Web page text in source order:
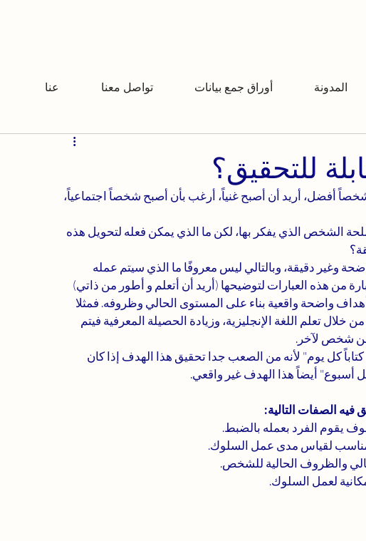
عنا تواصل معنا أوراق جمع بيانات المدونة
للتحقيق؟
أفضل، أريد أن أصبح غنياً، أرغب بأن أصبح شخصاً اجتماعياً،
الشخص الذي يفكر بها، لكن ما الذي يمكن فعله لتحويل هذه
وغير دقيقة، وبالتالي ليس معروفًا ما الذي سيتم عمله
من هذه العبارات لتوضيحها (أريد أن أتعلم و أطور من ذاتي)
واضحة واقعية بناء على المستوى الحالي وظروفه. فمثلا
خلال تعلم اللغة الإنجليزية، وزيادة الحصيلة المعرفية فيتم
من شخص لآخر.
كل يوم" لأنه من الصعب جدا تحقيق هذا الهدف إذا كان
أيضاً هذا الهدف غير واقعي.
الصفات التالية:
يقوم الفرد بعمله بالضبط.
لقياس مدى عمل السلوك.
والظروف الحالية للشخص.
لعمل السلوك.